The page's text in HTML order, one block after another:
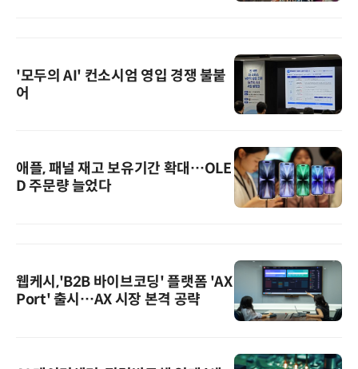
'모두의 AI' 컨소시엄 영입 경쟁 불붙
어
애플, 패널 재고 보유기간 확대…OLE
D 주문량 늘었다
웹케시,'B2B 바이브코딩' 플랫폼 'AX
Port' 출시…AX 시장 본격 공략